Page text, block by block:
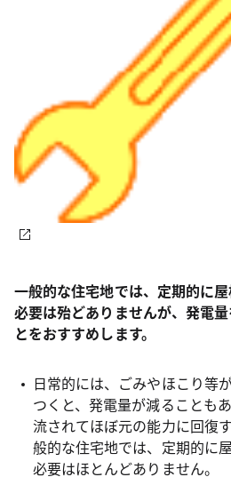
一般的な住宅地では、定期的に
必要は殆どありませんが、発電
とをおすすめします。
日常的には、ごみやほこり等
つくと、発電量が減ることも
流されてほぼ元の能力に回復
般的な住宅地では、定期的に
必要はほとんどありません。